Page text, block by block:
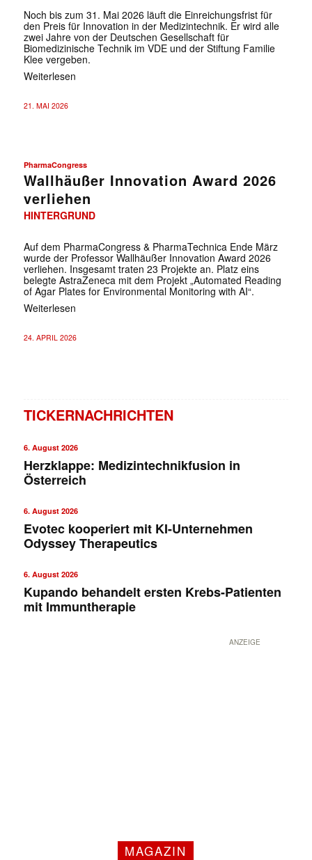
Noch bis zum 31. Mai 2026 läuft die Einreichungsfrist für
den Preis für Innovation in der Medizintechnik. Er wird alle
zwei Jahre von der Deutschen Gesellschaft für
Biomedizinische Technik im VDE und der Stiftung Familie
Klee vergeben.
Weiterlesen
21. MAI 2026
PharmaCongress
Wallhäußer Innovation Award 2026
verliehen
HINTERGRUND
Auf dem PharmaCongress & PharmaTechnica Ende März
wurde der Professor Wallhäußer Innovation Award 2026
verliehen. Insgesamt traten 23 Projekte an. Platz eins
belegte AstraZeneca mit dem Projekt „Automated Reading
of Agar Plates for Environmental Monitoring with AI“.
Weiterlesen
24. APRIL 2026
TICKERNACHRICHTEN
6. August 2026
Herzklappe: Medizintechnikfusion in
Österreich
6. August 2026
Evotec kooperiert mit KI-Unternehmen
Odyssey Therapeutics
6. August 2026
Kupando behandelt ersten Krebs-Patienten
mit Immuntherapie
ANZEIGE
MAGAZIN